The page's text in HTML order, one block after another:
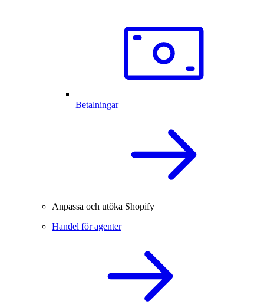
Betalningar
Anpassa och utöka Shopify
Handel för agenter